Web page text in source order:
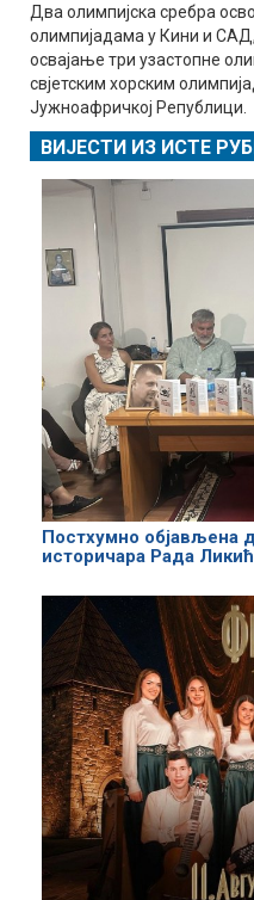
Два олимпијска сребра
олимпијадама у Кини и
освајање три узастопне
свјетским хорским
Јужноафричкој Републици.
ВИЈЕСТИ ИЗ ИСТЕ
Постхумно објављена
историчара Рада